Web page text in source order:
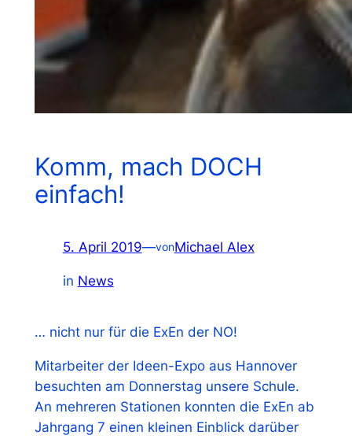
Komm, mach DOCH
einfach!
5. April 2019—vonMichael Alex
in News
… nicht nur für die ExEn der NO!
Mitarbeiter der Ideen-Expo aus Hannover
besuchten am Donnerstag unsere Schule.
An mehreren Stationen konnten die ExEn ab
Jahrgang 7 einen kleinen Einblick darüber